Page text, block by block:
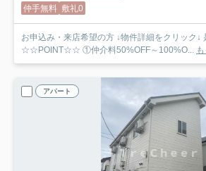
仲手無料 敷礼0
お申込み・来店希望の方 ↓物件詳細をクリック↓
☆☆POINT☆☆ ①仲介料50%OFF～100%O...
アパート